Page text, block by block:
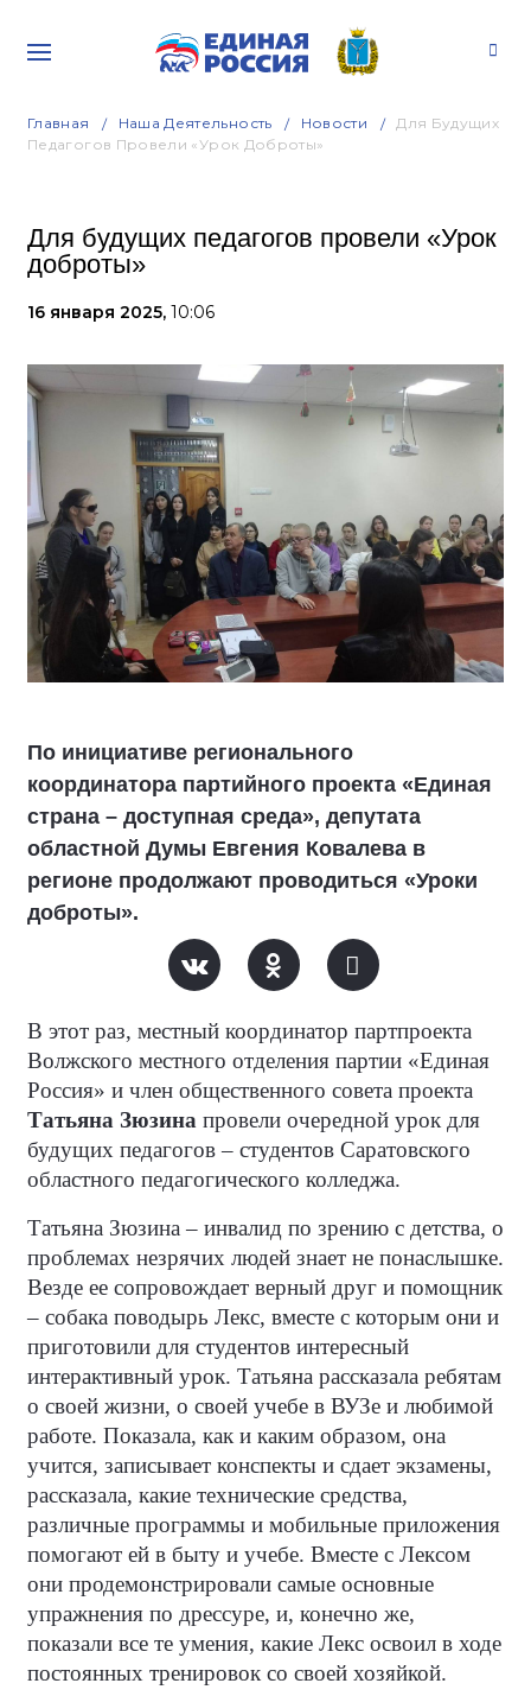
Главная Наша Деятельность Новости
Для Будущих
Педагогов Провели «Урок Доброты»
Для будущих педагогов провели «Урок
доброты»
16 января 2025, 10:06
По инициативе регионального
координатора партийного проекта «Единая
страна – доступная среда», депутата
областной Думы Евгения Ковалева в
регионе продолжают проводиться «Уроки
доброты».
В этот раз, местный координатор партпроекта
Волжского местного отделения партии «Единая
Россия» и член общественного совета проекта
Татьяна Зюзина провели очередной урок для
будущих педагогов – студентов Саратовского
областного педагогического колледжа.
Татьяна Зюзина – инвалид по зрению с детства, о
проблемах незрячих людей знает не понаслышке.
Везде ее сопровождает верный друг и помощник
– собака поводырь Лекс, вместе с которым они и
приготовили для студентов интересный
интерактивный урок. Татьяна рассказала ребятам
о своей жизни, о своей учебе в ВУЗе и любимой
работе. Показала, как и каким образом, она
учится, записывает конспекты и сдает экзамены,
рассказала, какие технические средства,
различные программы и мобильные приложения
помогают ей в быту и учебе. Вместе с Лексом
они продемонстрировали самые основные
упражнения по дрессуре, и, конечно же,
показали все те умения, какие Лекс освоил в ходе
постоянных тренировок со своей хозяйкой.